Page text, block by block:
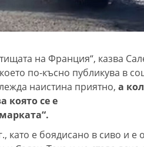
на Франция“, казва
по-късно публикува в
наистина приятно, а
която се е
като е боядисано в сиво и е
младежта
фалшива
книжка,